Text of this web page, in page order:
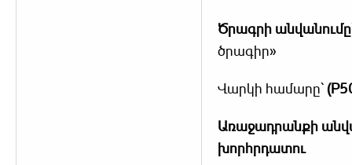
Ծրագրի անվանումը
ծրագիր»
Վարկի համարը՝
Առաջադրանքի
խորհրդատու